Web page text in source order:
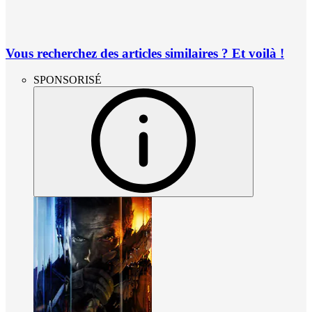
Vous recherchez des articles similaires ? Et voilà !
SPONSORISÉ